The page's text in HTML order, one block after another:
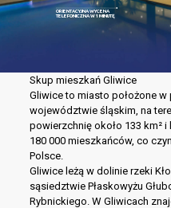
ORIENTACYJNA WYCENA
TELEFONICZNA W 1 MINUTĘ
Skup mieszkań Gliwice
Gliwice to miasto położone w
województwie śląskim, na
powierzchnię około 133 km²
180 000 mieszkańców, co
Polsce.
Gliwice leżą w dolinie rzeki
sąsiedztwie Płaskowyżu
Rybnickiego. W Gliwicach